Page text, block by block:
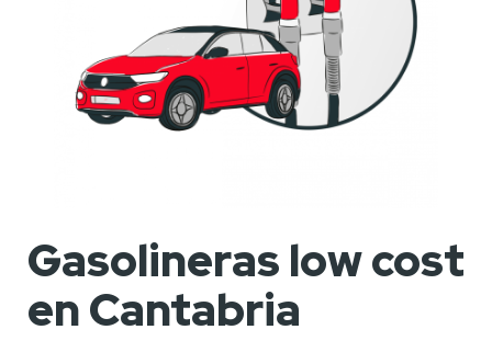
Gasolineras low cost
en Cantabria